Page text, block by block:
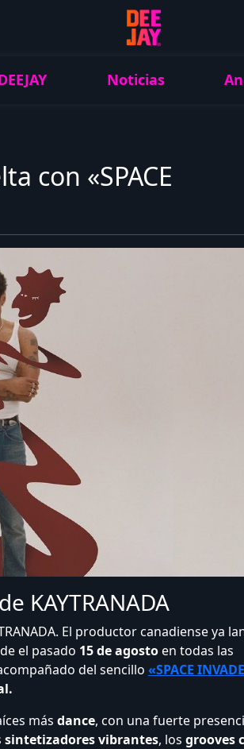
Noticias
con «SPACE
KAYTRANADA
El productor canadiense ya
el pasado 15 de agostoen todas las
del sencillo «SPACE
más dance, con una fuerte
sintetizadores vibrantes, los grooves